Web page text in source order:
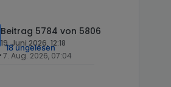
Beitrag 5784 von 5806
19. Juni 2026, 12:18
18 ungelesen
7. Aug. 2026, 07:04